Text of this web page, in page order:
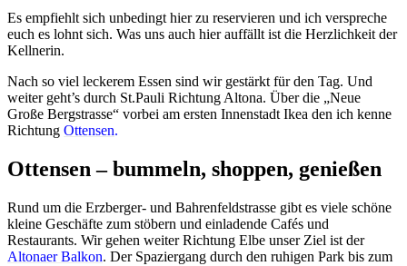
Es empfiehlt sich unbedingt hier zu reservieren und ich verspreche
euch es lohnt sich. Was uns auch hier auffällt ist die Herzlichkeit der
Kellnerin.
Nach so viel leckerem Essen sind wir gestärkt für den Tag. Und
weiter geht’s durch St.Pauli Richtung Altona. Über die „Neue
Große Bergstrasse“ vorbei am ersten Innenstadt Ikea den ich kenne
Richtung Ottensen.
Ottensen – bummeln, shoppen, genießen
Rund um die Erzberger- und Bahrenfeldstrasse gibt es viele schöne
kleine Geschäfte zum stöbern und einladende Cafés und
Restaurants. Wir gehen weiter Richtung Elbe unser Ziel ist der
Altonaer Balkon. Der Spaziergang durch den ruhigen Park bis zum